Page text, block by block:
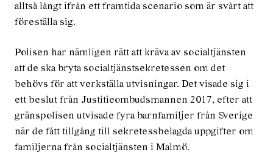
alltså långt ifrån ett framtida scenario som är svårt att
föreställa sig.
Polisen har nämligen rätt att kräva av socialtjänsten
att de ska bryta socialtjänstsekretessen om det
behövs för att verkställa utvisningar. Det visade sig i
ett beslut från Justitieombudsmannen 2017, efter att
gränspolisen utvisade fyra barnfamiljer från Sverige
när de fått tillgång till sekretessbelagda uppgifter om
familjerna från socialtjänsten i Malmö.